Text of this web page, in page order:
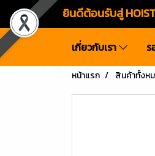
ยินดีต้อนรับสู่
เกี่ยวกับเรา ร
หน้าแรก สินค้าทั้งห